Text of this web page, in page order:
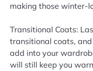
making those winter-
Transitional Coats:
transitional coats,
add into your
will still keep you